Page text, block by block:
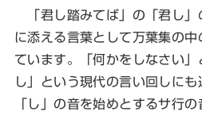
「君し踏みてば」の「君し」
に添える言葉として万葉集の
ています。「何かをしなさい
し」という現代の言い回しにも
「し」の音を始めとするサ行